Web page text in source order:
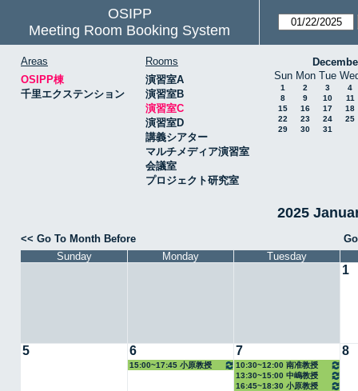
OSIPP
Meeting Room Booking System
Areas
OSIPP棟
千里エクステンション
Rooms
演習室A
演習室B
演習室C
演習室D
講義シアター
マルチメディア演習室
会議室
プロジェクト研究室
Sun Mon Tue
1 2 3
4
8
9 10
11
15
16 17
18
22
23 24
25
29
30 31
2025
<< Go To Month Before
Sunday
Monday Tuesday
1
5 6
15:00~17:45 小原教授
7
10:30~12:00 南准教授
13:30~15:00 中嶋教授
16:45~18:30 小原教授
8